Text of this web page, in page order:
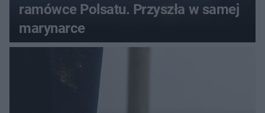
ramówce Polsatu. Przyszła w samej
marynarce